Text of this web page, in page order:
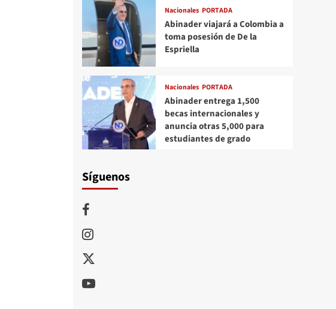
Nacionales PORTADA
Abinader viajará a Colombia a
toma posesión de De la
Espriella
Nacionales PORTADA
Abinader entrega 1,500
becas internacionales y
anuncia otras 5,000 para
estudiantes de grado
Síguenos